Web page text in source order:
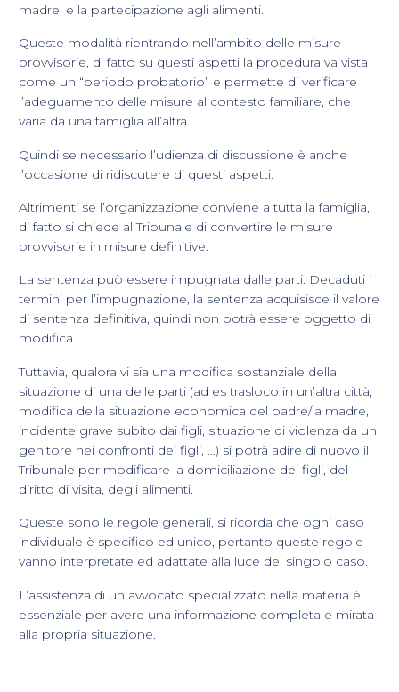
madre, e la partecipazione agli alimenti.
Queste modalità rientrando nell’ambito delle misure
provvisorie, di fatto su questi aspetti la procedura va vista
come un “periodo probatorio” e permette di verificare
l’adeguamento delle misure al contesto familiare, che
varia da una famiglia all’altra.
Quindi se necessario l’udienza di discussione è anche
l’occasione di ridiscutere di questi aspetti.
Altrimenti se l’organizzazione conviene a tutta la famiglia,
di fatto si chiede al Tribunale di convertire le misure
provvisorie in misure definitive.
La sentenza può essere impugnata dalle parti. Decaduti i
termini per l’impugnazione, la sentenza acquisisce il valore
di sentenza definitiva, quindi non potrà essere oggetto di
modifica.
Tuttavia, qualora vi sia una modifica sostanziale della
situazione di una delle parti (ad es trasloco in un’altra città,
modifica della situazione economica del padre/la madre,
incidente grave subito dai figli, situazione di violenza da un
genitore nei confronti dei figli, …) si potrà adire di nuovo il
Tribunale per modificare la domiciliazione dei figli, del
diritto di visita, degli alimenti.
Queste sono le regole generali, si ricorda che ogni caso
individuale è specifico ed unico, pertanto queste regole
vanno interpretate ed adattate alla luce del singolo caso.
L’assistenza di un avvocato specializzato nella materia è
essenziale per avere una informazione completa e mirata
alla propria situazione.